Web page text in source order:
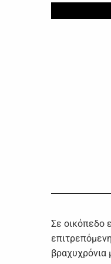
Σε οικόπεδο
βραχυχρόνια